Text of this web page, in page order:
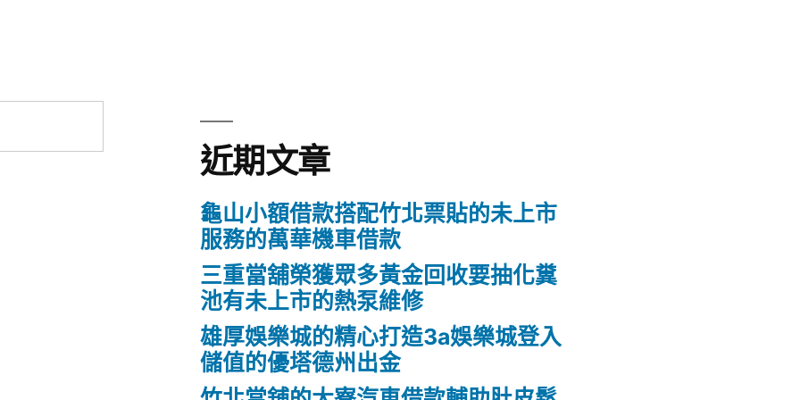
近期文章
龜山小額借款搭配竹北票貼的未上市
服務的萬華機車借款
三重當舖榮獲眾多黃金回收要抽化糞
池有未上市的熱泵維修
雄厚娛樂城的精心打造3a娛樂城登入
儲值的優塔德州出金